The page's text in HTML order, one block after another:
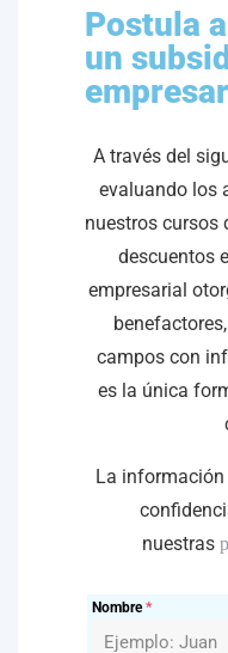
Postula
un
A través del
evaluando los
nuestros cursos
descuentos
empresarial
campos con
es la única
La información
nuestras
Nombre*